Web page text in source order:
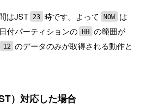
はJST 23 時です。よって NOW は
付パーティションの HH の範囲が
12 のデータのみが取得される動作と
）対応した場合